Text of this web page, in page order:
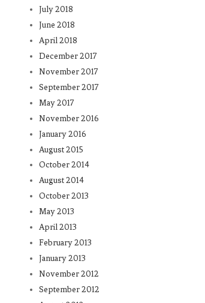
July 2018
June 2018
April 2018
December 2017
November 2017
September 2017
May 2017
November 2016
January 2016
August 2015
October 2014
August 2014
October 2013
May 2013
April 2013
February 2013
January 2013
November 2012
September 2012